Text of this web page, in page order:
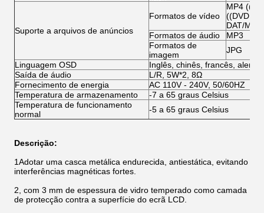
Suporte a arquivos de anúncios
Formatos de vídeo
MP4
DAT/
Formatos de áudio
MP3
Formatos de
imagem
JPG
Linguagem OSD
Inglês, chinês, francês,
Saída de áudio
L/R, 5W*2, 8Ω
Fornecimento de energia
AC 110V - 240V, 50/60HZ
Temperatura de armazenamento
-7 a 65 graus Celsius
Temperatura de funcionamento
normal
-5 a 65 graus Celsius
Descrição:
1Adotar uma casca metálica endurecida, antiestática, evitando
interferências magnéticas fortes.
2, com 3 mm de espessura de vidro temperado como camada
de protecção contra a superfície do ecrã LCD.